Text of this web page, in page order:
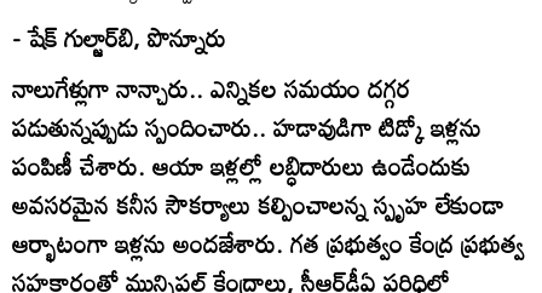
- షేక్‌ గుల్జార్‌బి, పొన్నూరు
నాలుగేళ్లుగా నాన్చారు.. ఎన్నికల సమయం దగ్గర
పడుతున్నప్పుడు స్పందించారు.. హడావుడిగా టిడ్కో ఇళ్లను
పంపిణీ చేశారు. ఆయా ఇళ్లల్లో లబ్ధిదారులు ఉండేందుకు
అవసరమైన కనీస సౌకర్యాలు కల్పించాలన్న స్పృహ లేకుండా
ఆర్భాటంగా ఇళ్లను అందజేశారు. గత ప్రభుత్వం కేంద్ర ప్రభుత్వ
సహకారంతో మున్సిపల్‌ కేంద్రాలు, సీఆర్‌డీఏ పరిధిలో